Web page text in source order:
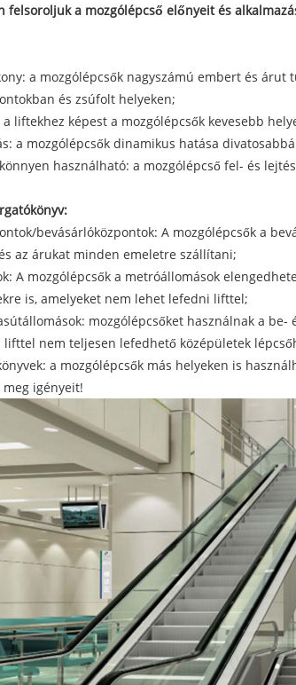
felsoroljuk a mozgólépcső előnyeit és
a mozgólépcsők nagyszámú embert és
és zsúfolt helyeken;
a liftekhez képest a mozgólépcsők kevesebb
a mozgólépcsők dinamikus hatása
használható: a mozgólépcső fel- és
bevásárlóközpontok: A mozgólépcsők a
az árukat minden emeletre szállítani;
A mozgólépcsők a metróállomások
is, amelyeket nem lehet lefedni lifttel;
mozgólépcsőket használnak a
lifttel nem teljesen lefedhető középületek
a mozgólépcsők más helyeken is
igényeit!